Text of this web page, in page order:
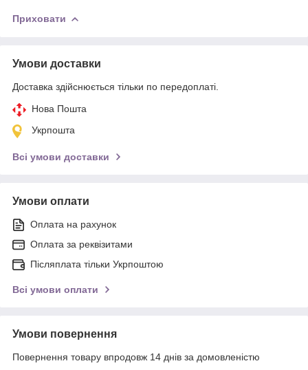
Приховати
Умови доставки
Доставка здійснюється тільки по передоплаті.
Нова Пошта
Укрпошта
Всі умови доставки
Умови оплати
Оплата на рахунок
Оплата за реквізитами
Післяплата тільки Укрпоштою
Всі умови оплати
Умови повернення
Повернення товару впродовж 14 днів за домовленістю